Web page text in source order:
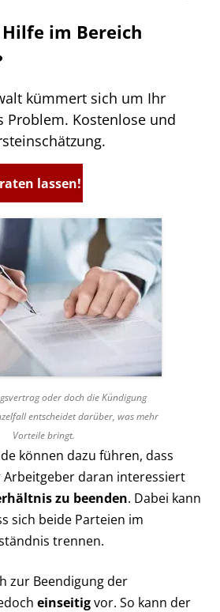
Hilfe im Bereich
kümmert sich um Ihr
Problem. Kostenlose und
lassen!
oder doch die Kündigung
entscheidet darüber, was mehr
Vorteile bringt.
können dazu führen, dass
Arbeitgeber daran interessiert
zu beenden. Dabei kann
sich beide Parteien im
trennen.
zur Beendigung der
einseitigvor. So kann der